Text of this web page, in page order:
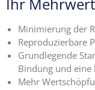
Ihr Mehrwert
Minimierung der
Reproduzierbare
Grundlegende
Bindung und
Mehr